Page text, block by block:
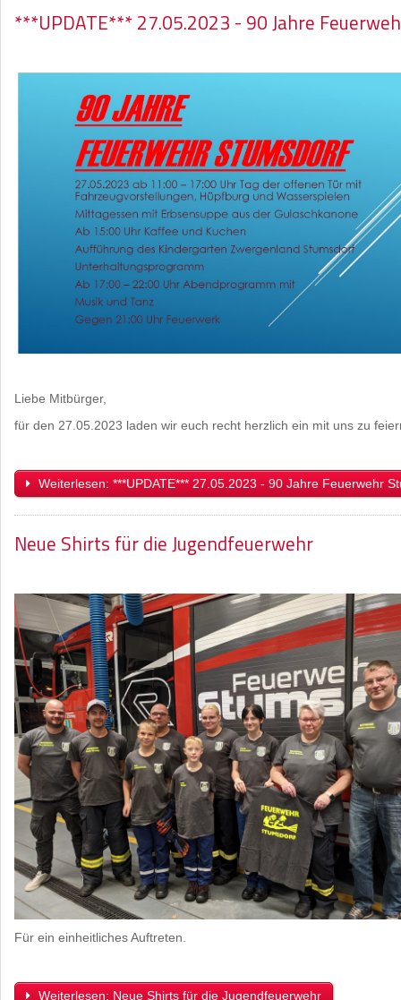
***UPDATE*** 27.05.2023 - 90 Jahre
Liebe Mitbürger,
für den 27.05.2023 laden wir euch recht herzlich ein mit uns zu
Weiterlesen: ***UPDATE*** 27.05.2023 - 90 Jahre Feuerwehr
Neue Shirts für die Jugendfeuerwehr
Für ein einheitliches Auftreten.
Weiterlesen: Neue Shirts für die Jugendfeuerwehr